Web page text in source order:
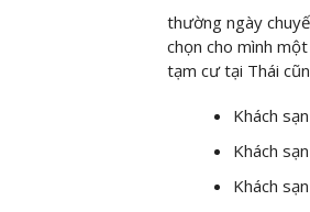
thường ngày
chọn cho mình
tạm cư tại Thái
Khách
Khách
Khách